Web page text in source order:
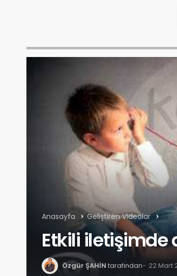
Anasayfa Geliştiren Videolar
Etkili iletişimde
Özgür ŞAHİN tarafından 22 Mart